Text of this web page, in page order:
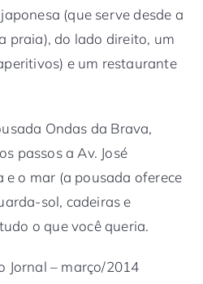
(que serve desde a
praia), do lado direito, um
e um restaurante
Ondas da Brava,
passos a Av. José
e o mar (a pousada oferece
sol, cadeiras e
o que você queria.
Jornal – março/2014